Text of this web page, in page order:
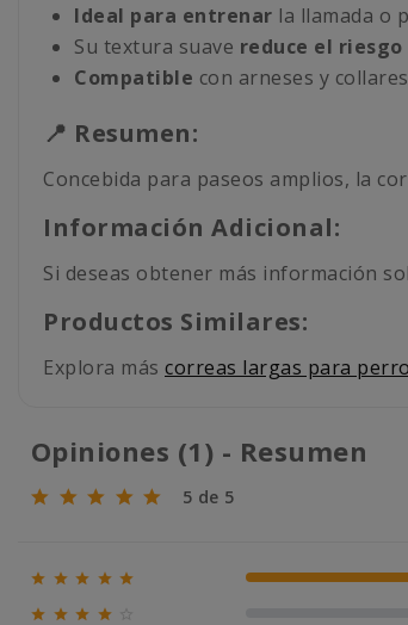
Ideal para entrenar la llamada o
Su textura suave reduce el
Compatible con arneses y
📍 Resumen:
Concebida para paseos amplios, la
Información Adicional:
Si deseas obtener más información
Productos Similares:
Explora más correas largas para
Opiniones (1) - Resumen
5 de 5
    
   